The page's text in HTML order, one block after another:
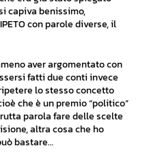
capiva benissimo,
con parole diverse, il
aver argomentato con
fatti due conti invece
lo stesso concetto
che è un premio “politico”
parola fare delle scelte
altra cosa che ho
bastare…